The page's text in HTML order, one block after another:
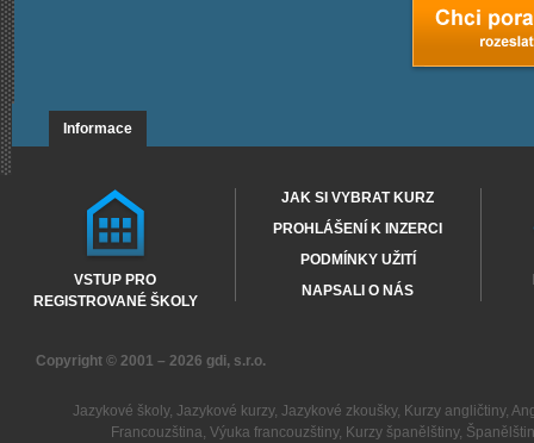
Informace
VSTUP PRO
REGISTROVANÉ ŠKOLY
JAK SI VYBRAT KURZ
PROHLÁŠENÍ K INZERCI
PODMÍNKY UŽITÍ
NAPSALI O NÁS
Copyright © 2001 – 2026 gdi, s.r.o.
Jazykové školy, Jazykové kurzy, Jazykové zkoušky, Kurzy angličtiny,
Francouzština,Výuka francouzštiny, Kurzy španělštiny,